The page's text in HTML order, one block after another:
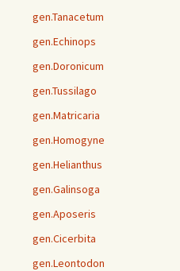
gen.Tanacetum
gen.Echinops
gen.Doronicum
gen.Tussilago
gen.Matricaria
gen.Homogyne
gen.Helianthus
gen.Galinsoga
gen.Aposeris
gen.Cicerbita
gen.Leontodon